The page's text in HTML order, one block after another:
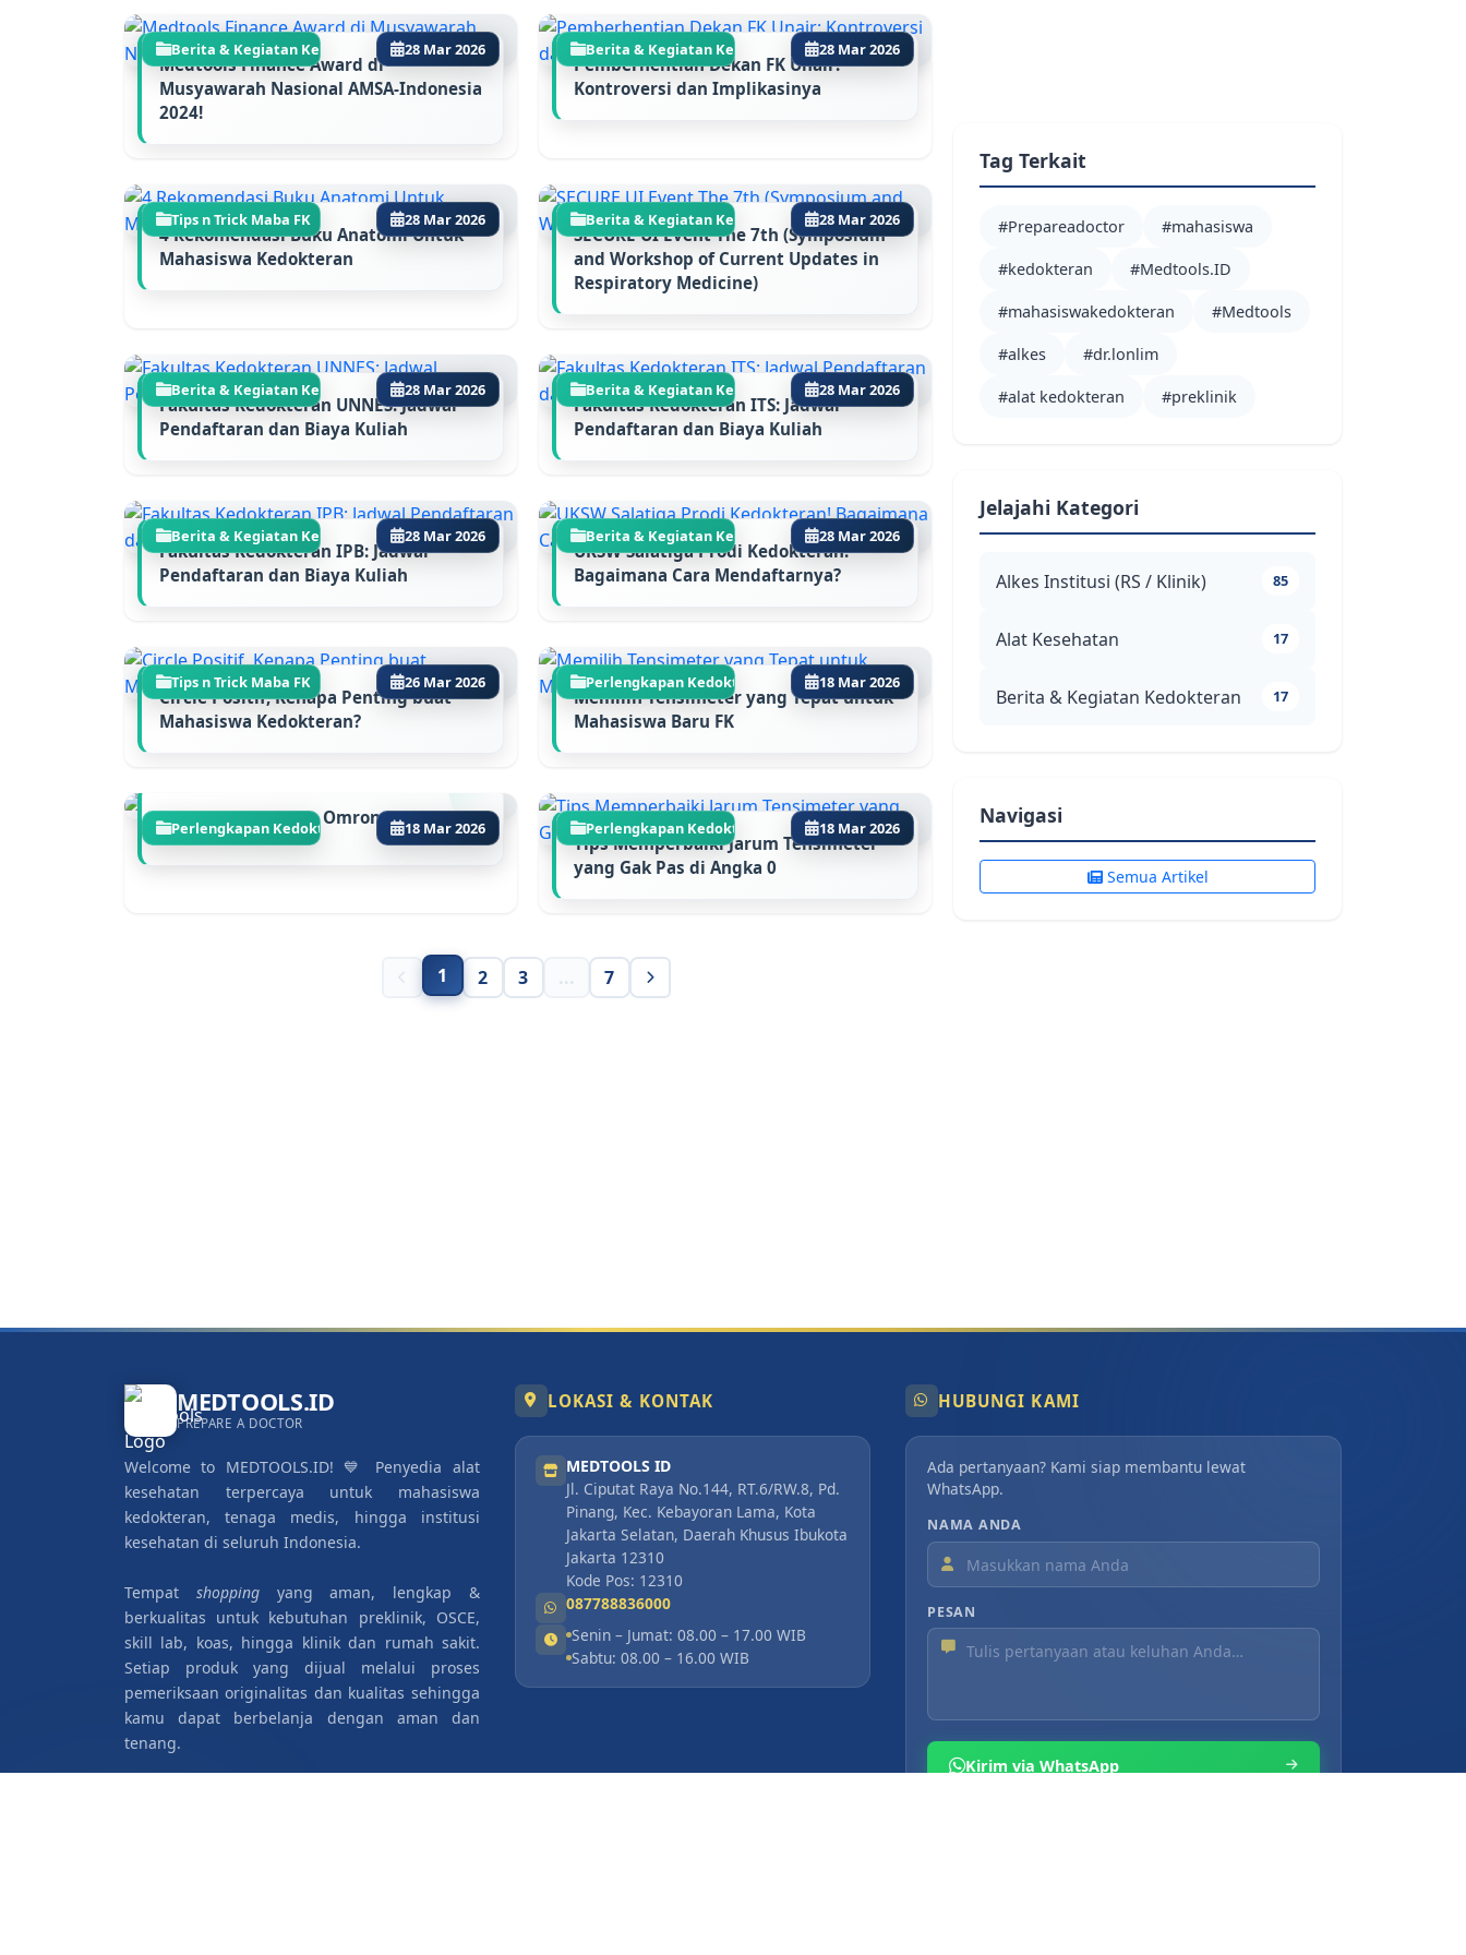
Berita & Kegiatan Ke... 28 Mar 2026
Medtools Finance Award di
Musyawarah Nasional AMSA-Indonesia
2024!
Berita & Kegiatan Ke... 28 Mar 2026
Pemberhentian Dekan FK Unair:
Kontroversi dan Implikasinya
Tips n Trick Maba FK 28 Mar 2026
4 Rekomendasi Buku Anatomi Untuk
Mahasiswa Kedokteran
Berita & Kegiatan Ke... 28 Mar 2026
SECURE UI Event The 7th (Symposium
and Workshop of Current Updates in
Respiratory Medicine)
Berita & Kegiatan Ke... 28 Mar 2026
Fakultas Kedokteran UNNES: Jadwal
Pendaftaran dan Biaya Kuliah
Berita & Kegiatan Ke... 28 Mar 2026
Fakultas Kedokteran ITS: Jadwal
Pendaftaran dan Biaya Kuliah
Berita & Kegiatan Ke... 28 Mar 2026
Fakultas Kedokteran IPB: Jadwal
Pendaftaran dan Biaya Kuliah
Berita & Kegiatan Ke... 28 Mar 2026
UKSW Salatiga Prodi Kedokteran!
Bagaimana Cara Mendaftarnya?
Tips n Trick Maba FK 26 Mar 2026
Circle Positif, Kenapa Penting buat
Mahasiswa Kedokteran?
Perlengkapan Kedokte... 18 Mar 2026
Memilih Tensimeter yang Tepat untuk
Mahasiswa Baru FK
Perlengkapan Kedokte... 18 Mar 2026
Review Timbangan Omron HBF-214 Perlengkapan Kedokte... 18 Mar 2026
Tips Memperbaiki Jarum Tensimeter
yang Gak Pas di Angka 0
1 2 3 ... 7
Tag Terkait
#Prepareadoctor #mahasiswa
#kedokteran #Medtools.ID
#mahasiswakedokteran #Medtools
#alkes #dr.lonlim
#alat kedokteran #preklinik
Jelajahi Kategori
Alkes Institusi (RS / Klinik) 85
Alat Kesehatan 17
Berita & Kegiatan Kedokteran 17
Navigasi
Semua Artikel
MEDTOOLS.ID
PREPARE A DOCTOR
Welcome to MEDTOOLS.ID! 💙 Penyedia alat
kesehatan terpercaya untuk mahasiswa
kedokteran, tenaga medis, hingga institusi
kesehatan di seluruh Indonesia.
Tempat shoppingyang aman, lengkap &
berkualitas untuk kebutuhan preklinik, OSCE,
skill lab, koas, hingga klinik dan rumah sakit.
Setiap produk yang dijual melalui proses
pemeriksaan originalitas dan kualitas sehingga
kamu dapat berbelanja dengan aman dan
tenang.
LOKASI & KONTAK
MEDTOOLS ID
Jl. Ciputat Raya No.144, RT.6/RW.8, Pd.
Pinang, Kec. Kebayoran Lama, Kota
Jakarta Selatan, Daerah Khusus Ibukota
Jakarta 12310
Kode Pos: 12310
087788836000
Senin – Jumat: 08.00 – 17.00 WIB
Sabtu: 08.00 – 16.00 WIB
HUBUNGI KAMI
Ada pertanyaan? Kami siap membantu lewat
WhatsApp.
NAMA ANDA
PESAN
Kirim via WhatsApp